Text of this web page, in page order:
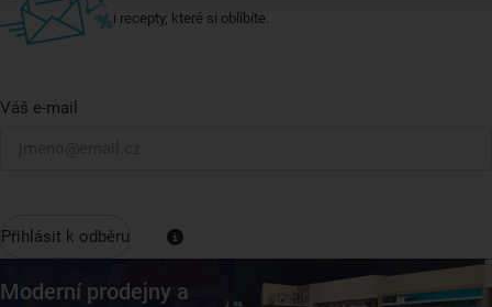
i recepty, které si oblíbíte.
Váš e-mail
Přihlásit k odběru
Moderní prodejny a